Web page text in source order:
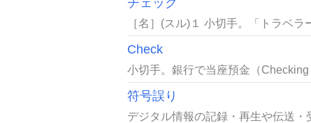
チェック
［名］(スル)１ 小切手。「トラベ
Check
小切手。銀行で当座預金（
符号誤り
デジタル情報の記録・再生や伝送